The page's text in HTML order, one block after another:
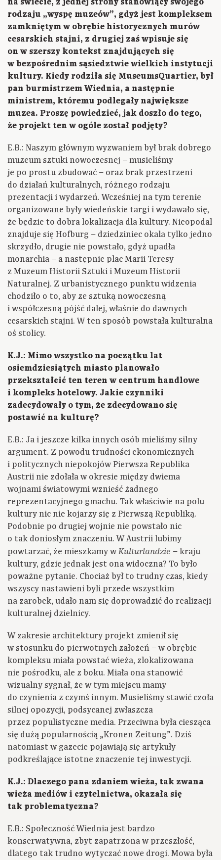
na świecie, z jednej strony stanowiący swojego
rodzaju „wyspę muzeów”, gdyż jest kompleksem
zamkniętym w obrębie historycznych murów
cesarskich stajni, z drugiej zaś wpisuje się
on w szerszy kontekst znajdujących się
w bezpośrednim sąsiedztwie wielkich instytucji
kultury. Kiedy rodziła się MuseumsQuartier, był
pan burmistrzem Wiednia, a następnie
ministrem, któremu podlegały największe
muzea. Proszę powiedzieć, jak doszło do tego,
że projekt ten w ogóle został podjęty?
E.B.: Naszym głównym wyzwaniem był brak dobrego
muzeum sztuki nowoczesnej – musieliśmy
je po prostu zbudować – oraz brak przestrzeni
do działań kulturalnych, różnego rodzaju
prezentacji i wydarzeń. Wcześniej na tym terenie
organizowane były wiedeńskie targi i wydawało się,
że będzie to dobra lokalizacja dla kultury. Nieopodal
znajduje się Hofburg – dziedziniec okala tylko jedno
skrzydło, drugie nie powstało, gdyż upadła
monarchia – a następnie plac Marii Teresy
z Muzeum Historii Sztuki i Muzeum Historii
Naturalnej. Z urbanistycznego punktu widzenia
chodziło o to, aby ze sztuką nowoczesną
i współczesną pójść dalej, właśnie do dawnych
cesarskich stajni. W ten sposób powstała kulturalna
oś stolicy.
K.J.: Mimo wszystko na początku lat
osiemdziesiątych miasto planowało
przekształcić ten teren w centrum handlowe
i kompleks hotelowy. Jakie czynniki
zadecydowały o tym, że zdecydowano się
postawić na kulturę?
E.B.: Ja i jeszcze kilka innych osób mieliśmy silny
argument. Z powodu trudności ekonomicznych
i politycznych niepokojów Pierwsza Republika
Austrii nie zdołała w okresie między dwiema
wojnami światowymi wznieść żadnego
reprezentacyjnego gmachu. Tak właściwie na polu
kultury nic nie kojarzy się z Pierwszą Republiką.
Podobnie po drugiej wojnie nie powstało nic
o tak doniosłym znaczeniu. W Austrii lubimy
powtarzać, że mieszkamy wKulturlandzie – kraju
kultury, gdzie jednak jest ona widoczna? To było
poważne pytanie. Chociaż był to trudny czas, kiedy
wszyscy nastawieni byli przede wszystkim
na zarobek, udało nam się doprowadzić do realizacji
kulturalnej dzielnicy.
W zakresie architektury projekt zmienił się
w stosunku do pierwotnych założeń – w obrębie
kompleksu miała powstać wieża, zlokalizowana
nie pośrodku, ale z boku. Miała ona stanowić
wizualny sygnał, że w tym miejscu mamy
do czynienia z czymś innym. Musieliśmy stawić czoła
silnej opozycji, podsycanej zwłaszcza
przez populistyczne media. Przeciwna była ciesząca
się dużą popularnością „Kronen Zeitung”. Dziś
natomiast w gazecie pojawiają się artykuły
podkreślające istotne znaczenie tej inwestycji.
K.J.: Dlaczego pana zdaniem wieża, tak zwana
wieża mediów i czytelnictwa, okazała się
tak problematyczna?
E.B.: Społeczność Wiednia jest bardzo
konserwatywna, zbyt zapatrzona w przeszłość,
dlatego tak trudno wytyczać nowe drogi. Mowa była